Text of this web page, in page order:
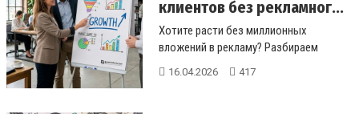
клиентов без рекламног...
Хотите расти без миллионных
вложений в рекламу? Разбираем
методы эффективных продаж, анализ
16.04.2026 417